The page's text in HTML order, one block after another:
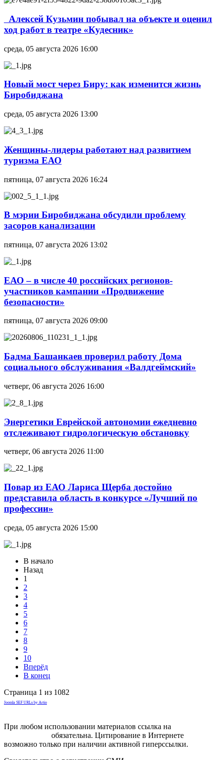
Алексей Кузьмин побывал на объекте и оценил
ход работ в театре «Кудесник»
среда, 05 августа 2026 16:00
Новый мост через Биру: как изменится жизнь
Биробиджана
среда, 05 августа 2026 13:00
Женщины-лидеры работают над развитием
туризма ЕАО
пятница, 07 августа 2026 16:24
В мэрии Биробиджана обсудили проблему
засоров канализации
пятница, 07 августа 2026 13:02
ЕАО – в числе 40 российских регионов-
участников кампании «Продвижение
безопасности»
пятница, 07 августа 2026 09:00
Бадма Башанкаев проверил работу Дома
социального обслуживания «Валдгеймский»
четверг, 06 августа 2026 16:00
Энергетики Еврейской автономии ежедневно
отслеживают гидрологическую обстановку
четверг, 06 августа 2026 11:00
Повар из ЕАО Лариса Щерба достойно
представила область в конкурсе «Лучший по
профессии»
среда, 05 августа 2026 15:00
В начало
Назад
1
2
3
4
5
6
7
8
9
10
Вперёд
В конец
Страница 1 из 1082
Joomla SEF URLs by Artio
При любом использовании материалов ссылка на
обязательна. Цитирование в Интернете
возможно только при наличии активной гиперссылки.